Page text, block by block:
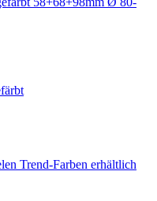
Trend-Farben erhältlich